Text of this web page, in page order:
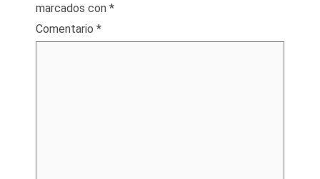
marcados con *
Comentario *